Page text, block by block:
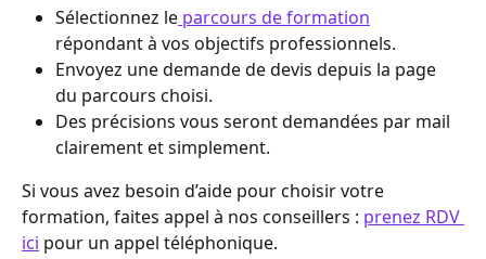
Sélectionnez le parcours de formation
répondant à vos objectifs professionnels.
Envoyez une demande de devis depuis la page
du parcours choisi.
Des précisions vous seront demandées par mail
clairement et simplement.
Si vous avez besoin d’aide pour choisir votre
formation, faites appel à nos conseillers : prenez RDV
ici pour un appel téléphonique.